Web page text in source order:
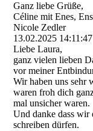
Ganz liebe Grüße,
Céline mit Enes,
Nicole Zedler
13.02.2025 14:11:47
Liebe Laura,
ganz vielen lieben
vor meiner
Wir haben uns sehr
waren froh dich
mal unsicher waren.
Und danke dass wir
schreiben dürfen.